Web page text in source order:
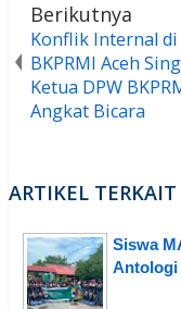
Berikutnya
Konflik Internal di
BKPRMI Aceh
Ketua DPW
Angkat Bicara
ARTIKEL TERKAIT
Siswa
Antologi